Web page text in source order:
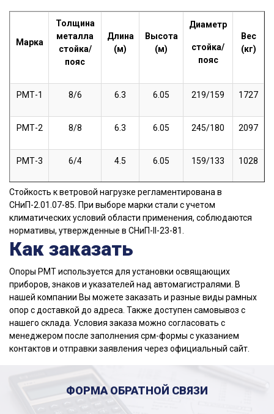
Марка
Толщина
металла
стойка/
пояс
Длина
(м)
Высота
(м)
Диаметр
стойка/
пояс
Вес
(кг)
РМТ-1 8/6 6.3 6.05 219/159 1727
РМТ-2 8/8 6.3 6.05 245/180 2097
РМТ-3 6/4 4.5 6.05 159/133 1028
РМТ-4 6/5 4.5 6.05 180/152
Стойкость к ветровой нагрузке регламентирована в
СНиП-2.01.07-85. При выборе марки стали с учетом
климатических условий области применения, соблюдаются
нормативы, утвержденные в СНиП-II-23-81.
Как заказать
Опоры РМТ используется для установки освящающих
приборов, знаков и указателей над автомагистралями. В
нашей компании Вы можете заказать и разные виды рамных
опор с доставкой до адреса. Также доступен самовывоз с
нашего склада. Условия заказа можно согласовать с
менеджером после заполнения срм-формы с указанием
контактов и отправки заявления через официальный сайт.
ФОРМА ОБРАТНОЙ СВЯЗИ